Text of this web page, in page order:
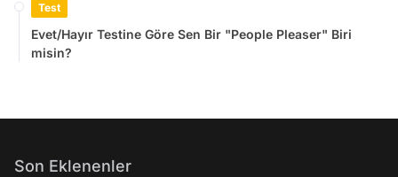
Test
Evet/Hayır Testine Göre Sen Bir "People Pleaser" Biri
misin?
Son Eklenenler